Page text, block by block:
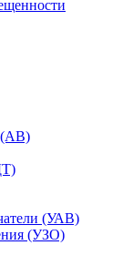
(АВ)
(УАВ)
(УЗО)